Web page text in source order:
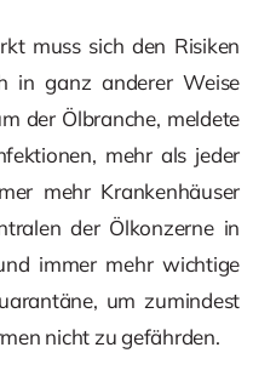
muss sich den Risiken
in ganz anderer Weise
der Ölbranche, meldete
mehr als jeder
mehr Krankenhäuser
der Ölkonzerne in
immer mehr wichtige
um zumindest
nicht zu gefährden.